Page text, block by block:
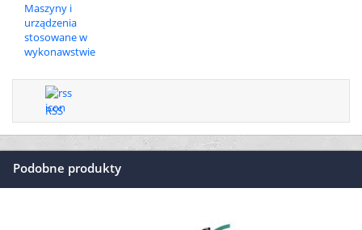
Maszyny i
urządzenia
stosowane w
wykonawstwie
RSS
Podobne produkty